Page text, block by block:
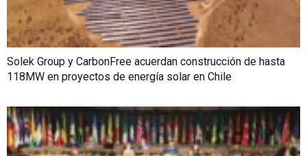
Solek Group y CarbonFree acuerdan construcción de hasta
118MW en proyectos de energía solar en Chile